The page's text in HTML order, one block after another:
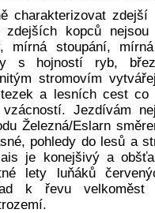
charakterizovat
zdejších kopců
mírná stoupání,
s hojností ryb,
stromovím
a lesních cest
Jezdívám
Železná/Eslarn
pohledy do lesů a
je konejšivý a
lety luňáků
k řevu